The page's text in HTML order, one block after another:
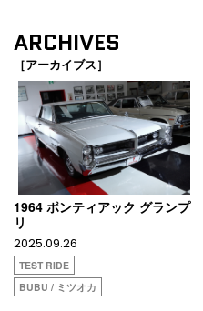
ARCHIVES
［アーカイブス］
1964 ポンティアック グランプ
リ
2025.09.26
TEST RIDE
BUBU / ミツオカ